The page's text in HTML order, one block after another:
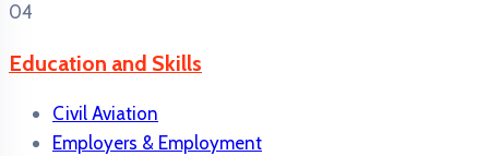
04
Education and Skills
Civil Aviation
Employers & Employment